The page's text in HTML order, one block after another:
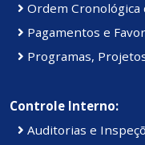
Ordem Cronológica
Pagamentos e
Programas,
Controle Interno:
Auditorias e